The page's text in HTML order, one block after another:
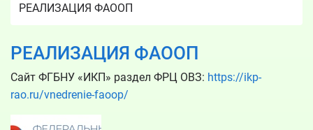
РЕАЛИЗАЦИЯ ФАООП
РЕАЛИЗАЦИЯ ФАООП
Сайт ФГБНУ «ИКП» раздел ФРЦ ОВЗ: https://ikp-
rao.ru/vnedrenie-faoop/